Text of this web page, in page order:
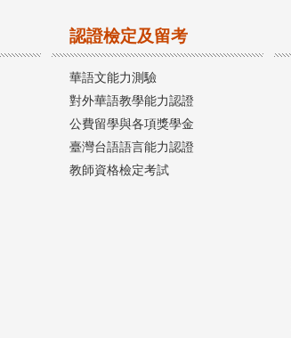
認證檢定及留考
華語文能力測驗
對外華語教學能力認證
公費留學與各項獎學金
臺灣台語語言能力認證
教師資格檢定考試